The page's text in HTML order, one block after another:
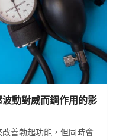
動對威而鋼作用的影
善勃起功能，但同時會